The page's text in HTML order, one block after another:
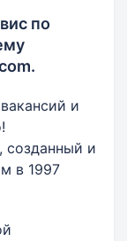
по
и
созданный и
в 1997